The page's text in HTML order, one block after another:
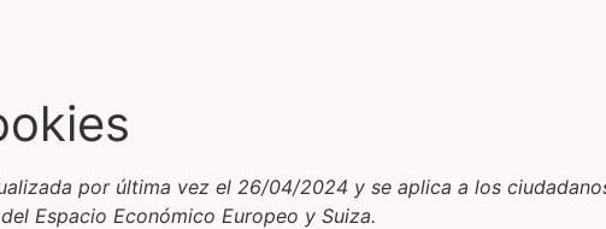
por última vez el 26/04/2024 y se aplica a los
Espacio Económico Europeo y Suiza.